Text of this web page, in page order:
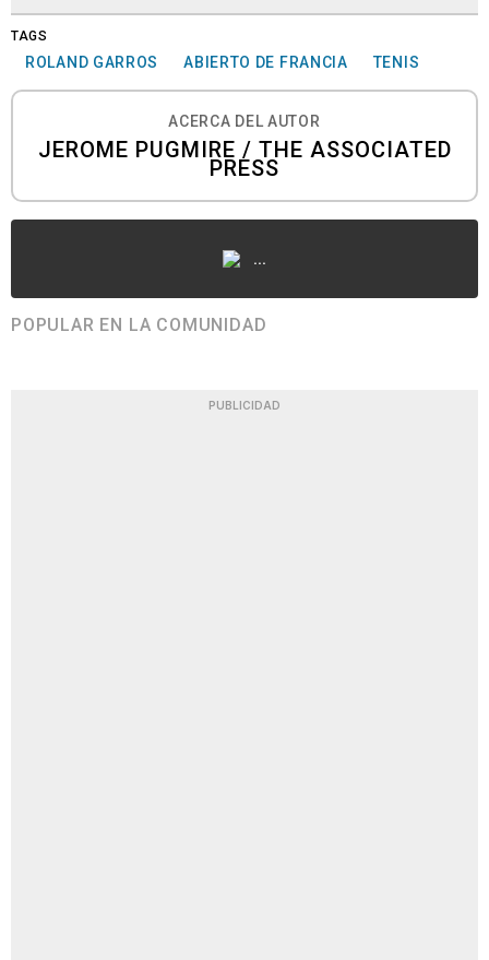
TAGS
ROLAND GARROS ABIERTO DE FRANCIA TENIS
ACERCA DEL AUTOR
JEROME PUGMIRE / THE ASSOCIATED
PRESS
...
POPULAR EN LA COMUNIDAD
PUBLICIDAD